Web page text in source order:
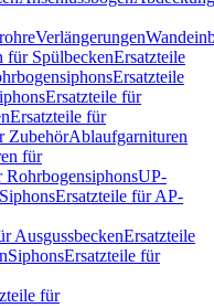
Verlängerungen
für SpülbeckenErsatzteile
Ersatzteile
Ersatzteile für
Ersatzteile für
ZubehörAblaufgarnituren
für
RohrbogensiphonsUP-
Ersatzteile für AP-
AusgussbeckenErsatzteile
SiphonsErsatzteile für
für